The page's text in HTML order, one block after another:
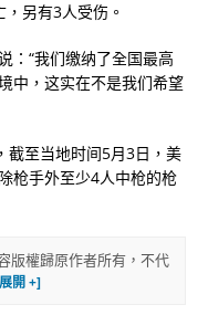
另有3人受伤。
：“我们缴纳了全国最高
中，这实在不是我们希望
截至当地时间5月3日，美
枪手外至少4人中枪的枪
版權歸原作者所有，不代